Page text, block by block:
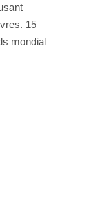
15
mondial